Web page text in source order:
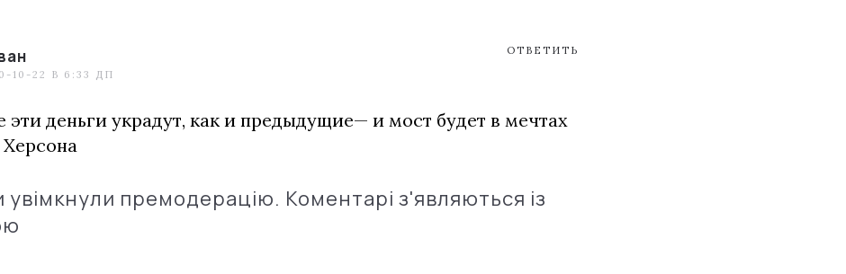
10-22 В 6:33 ДП
ОТВЕТИТЬ
эти деньги украдут, как и предыдущие— и мост будет в мечтах
премодерацію. Коментарі з'являються із